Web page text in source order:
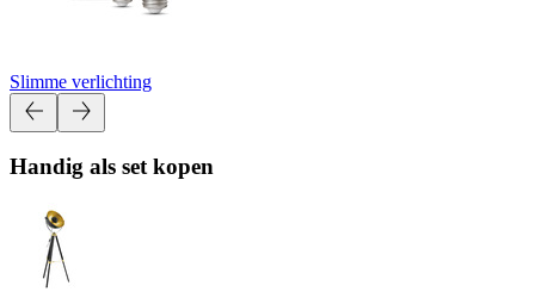
Slimme verlichting
Handig als set kopen